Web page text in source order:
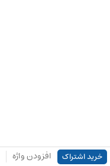
خرید اشتراک افزودن واژه